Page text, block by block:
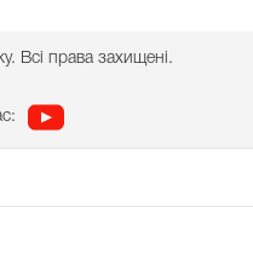
Всі права захищені.